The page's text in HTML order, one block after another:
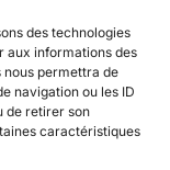
des technologies
aux informations des
nous permettra de
navigation ou les ID
de retirer son
caractéristiques